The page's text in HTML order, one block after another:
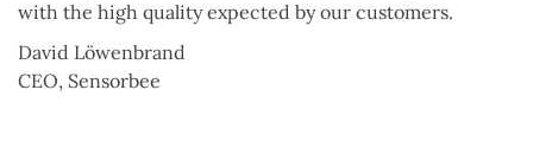
with the high quality expected by our customers.
David Löwenbrand
CEO, Sensorbee